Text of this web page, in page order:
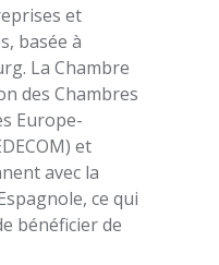
et
basée à
La Chambre
des Chambres
Europe-
et
avec la
ce qui
bénéficier de